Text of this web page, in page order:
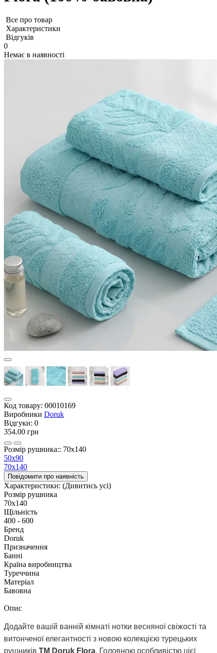
Все про товар
Характеристики
Відгуків
0
Немає в наявності
Код товару: 00010169
Виробники Doruk
Відгуки: 0
354.00 грн
Розмір рушника:: 70х140
50х90
70х140
Повідомити про наявність
Характеристики: (Дивитись усі)
Розмір рушника
70х140
Щільність
400 - 600
Бренд
Doruk
Призначення
Банні
Країна виробництва
Туреччина
Матеріал
Бавовна
Опис
Додайте вашій ванній кімнаті нотки весняної свіжості та
витонченої елегантності з новою колекцією турецьких
рушників TM Doruk Flora. Головною особливістю цієї